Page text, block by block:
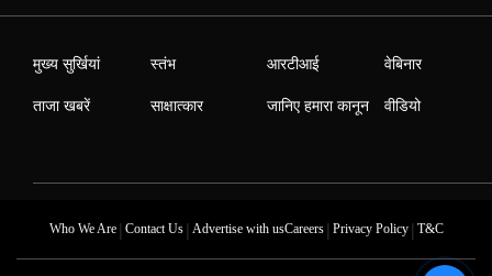
मुख्य सुर्खियां
ताजा खबरें
स्तंभ
साक्षात्कार
आरटीआई
जानिए हमारा कानून
वेबिनार
वीडियो
Who We Are| Contact Us| Advertise with usCareers| Privacy Policy| T&C